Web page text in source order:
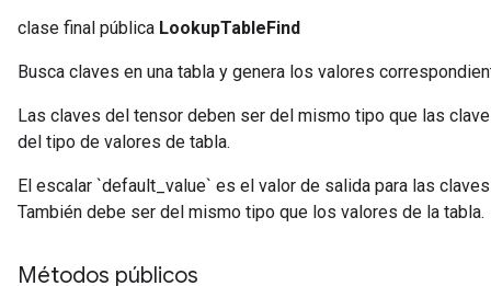
clase final pública LookupTableFind
Busca claves en una tabla y genera los valores
Las claves del tensor deben ser del mismo tipo que las
del tipo de valores de tabla.
El escalar `default_value` es el valor de salida para las
También debe ser del mismo tipo que los valores de la tabla.
Métodos públicos